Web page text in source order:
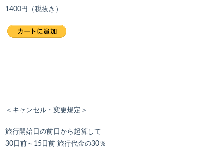
1400円（税抜き）
＜キャンセル・変更規定＞
旅行開始日の前日から起算して
30日前～15日前 旅行代金の30％